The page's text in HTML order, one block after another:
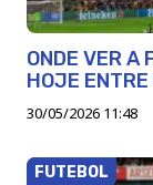
ONDE VER A
HOJE
30/05/2026 11:48
FUTEBOL